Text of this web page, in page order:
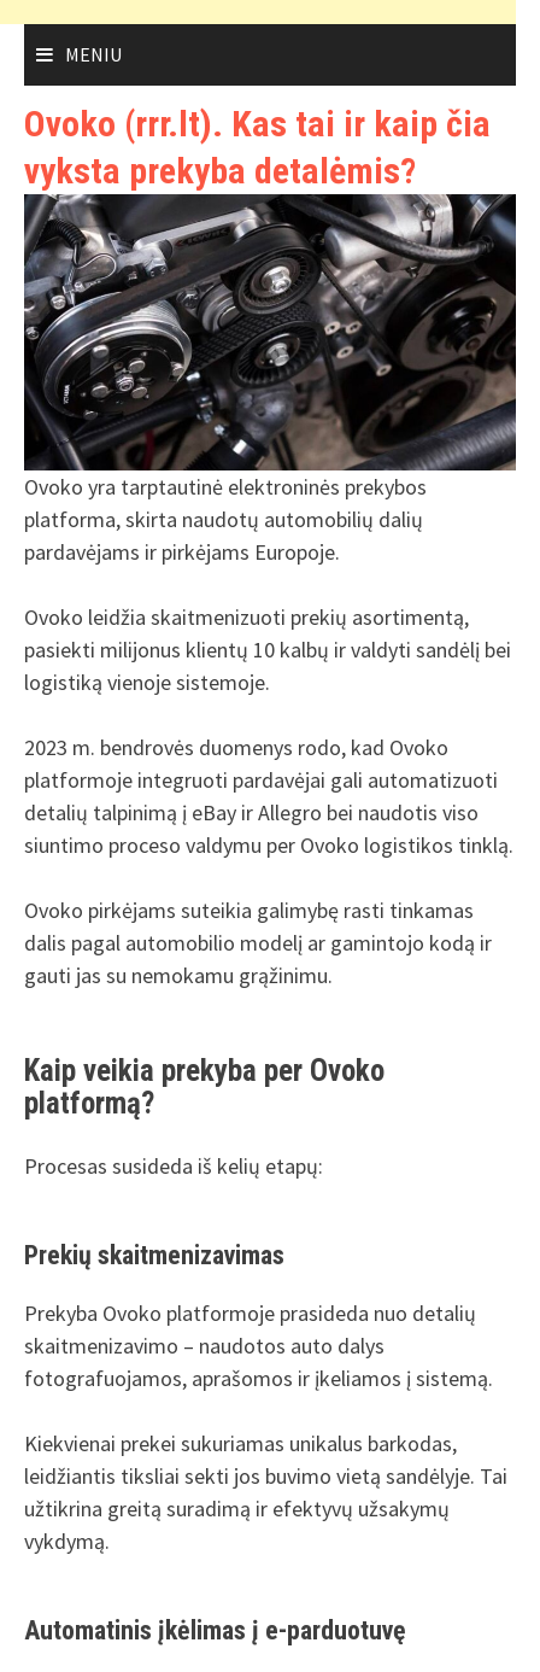
MENIU
Ovoko (rrr.lt). Kas tai ir kaip čia
vyksta prekyba detalėmis?
Ovoko yra tarptautinė elektroninės prekybos
platforma, skirta naudotų automobilių dalių
pardavėjams ir pirkėjams Europoje.
Ovoko leidžia skaitmenizuoti prekių asortimentą,
pasiekti milijonus klientų 10 kalbų ir valdyti sandėlį bei
logistiką vienoje sistemoje.
2023 m. bendrovės duomenys rodo, kad Ovoko
platformoje integruoti pardavėjai gali automatizuoti
detalių talpinimą į eBay ir Allegro bei naudotis viso
siuntimo proceso valdymu per Ovoko logistikos tinklą.
Ovoko pirkėjams suteikia galimybę rasti tinkamas
dalis pagal automobilio modelį ar gamintojo kodą ir
gauti jas su nemokamu grąžinimu.
Kaip veikia prekyba per Ovoko
platformą?
Procesas susideda iš kelių etapų:
Prekių skaitmenizavimas
Prekyba Ovoko platformoje prasideda nuo detalių
skaitmenizavimo – naudotos auto dalys
fotografuojamos, aprašomos ir įkeliamos į sistemą.
Kiekvienai prekei sukuriamas unikalus barkodas,
leidžiantis tiksliai sekti jos buvimo vietą sandėlyje. Tai
užtikrina greitą suradimą ir efektyvų užsakymų
vykdymą.
Automatinis įkėlimas į e-parduotuvę